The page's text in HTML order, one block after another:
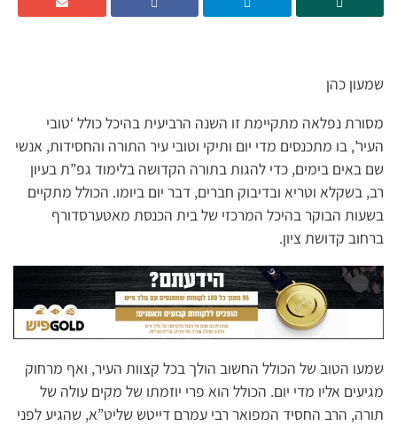
שמעון כהן
מסורת נפלאה מתקיימת זו השנה הרביעית בהיכל כולל ‘טובי
העיר’, בו מתכנסים מדי יום ותיקי וטובי עיר התורה והחסידות, אנשי
שם באים בימים, כדי להגות בתורה הקדושה בלימוד גפ”ת בעיון
רב, בשקלא וטריא ובדיבוק חברים, דבר יום ביומו. הכולל מתקיים
בשעות הבוקר בהיכל המרכזי של בית הכנסת מאטערסדורף
ברחוב קדושת ציון.
שמעו הטוב של הכולל החשוב הולך בכל קצוות העיר, ואף מרחוק
מגיעים אליו מדי יום. הכולל הוא פרי יוזמתו של מקים עולה של
תורה, הרב החסיד המפואר רבי עמרם דייטש שליט”א, שהגיע לפני